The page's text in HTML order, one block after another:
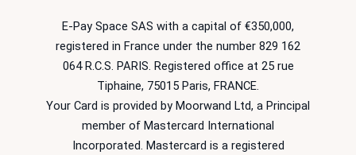
E-Pay Space SAS with a capital of €350,000,
registered in France under the number 829 162
064 R.C.S. PARIS. Registered office at 25 rue
Tiphaine, 75015 Paris, FRANCE.
Your Card is provided by Moorwand Ltd, a Principal
member of Mastercard International
Incorporated. Mastercard is a registered